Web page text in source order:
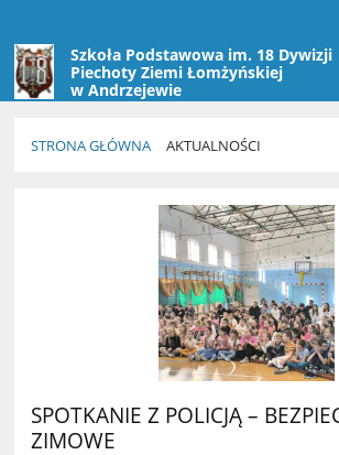
Szkoła Podstawowa im. 18 Dywizji
Piechoty Ziemi Łomżyńskiej
w Andrzejewie
STRONA GŁÓWNA AKTUALNOŚCI
SPOTKANIE Z POLICJĄ –
ZIMOWE